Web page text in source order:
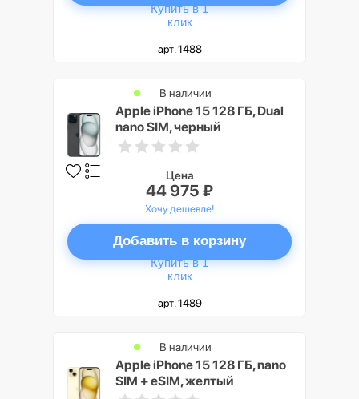
Купить в 1
клик
арт. 1488
Apple iPhone 15 128 ГБ, Dual
nano SIM, черный
В наличии
Цена
44 975 ₽
Хочу дешевле!
Добавить в корзину
Купить в 1
клик
арт. 1489
Apple iPhone 15 128 ГБ, nano
SIM + eSIM, желтый
В наличии